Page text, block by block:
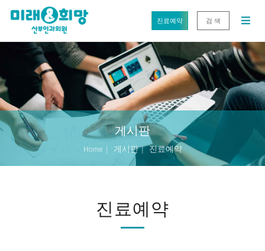
진료예약 검 색
게시판
Home 게시판 진료예약
진료예약